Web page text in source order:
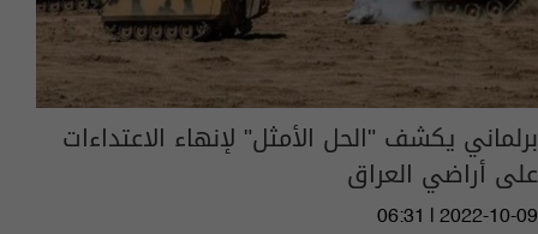
برلماني يكشف "الحل الأمثل" لإنهاء الاعتداءات
على أراضي العراق
06:31 | 2022-10-09